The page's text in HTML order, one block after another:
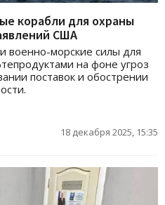
корабли для охраны
США
военно-морские силы для
на фоне угроз
поставок и обострении
18 декабря 2025, 15:35